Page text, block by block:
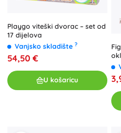
Playgo viteški dvorac – set od
17 dijelova
Vanjsko skladište ?
54,50 €
U košaricu